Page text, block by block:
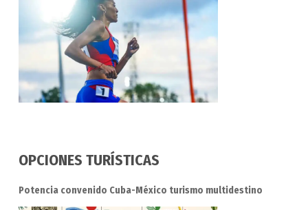
OPCIONES TURÍSTICAS
Potencia convenido Cuba-México turismo multidestino